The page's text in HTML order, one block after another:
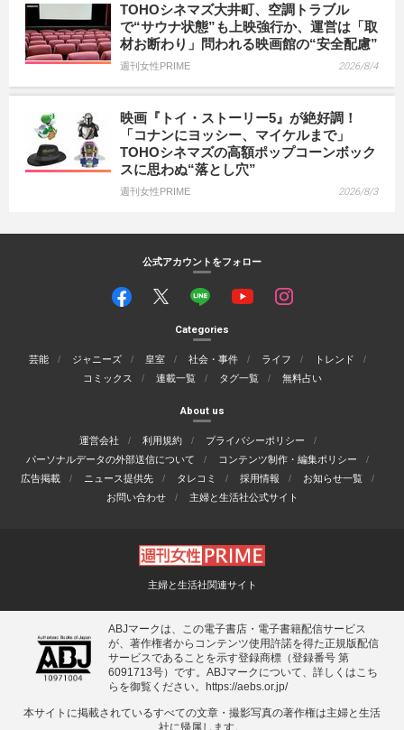
TOHOシネマズ大井町、空調トラブル
で“サウナ状態”も上映強行か、運営は「取
材お断わり」問われる映画館の“安全配慮”
週刊女性PRIME 2026/8/4
映画『トイ・ストーリー5』が絶好調！
「コナンにヨッシー、マイケルまで」
TOHOシネマズの高額ポップコーンボック
スに思わぬ“落とし穴”
週刊女性PRIME 2026/8/3
公式アカウントをフォロー
Categories
芸能 ジャニーズ 皇室 社会・事件 ライフ
トレンド
コミックス
連載一覧 タグ一覧 無料占い
About us
運営会社 利用規約
プライバシーポリシー
パーソナルデータの外部送信について
コンテンツ制作・編集ポリシー
広告掲載
ニュース提供先 タレコミ 採用情報
お知らせ一覧
お問い合わせ
主婦と生活社公式サイト
主婦と生活社関連サイト
ABJマークは、この電子書店・電子書籍配信サービス
が、著作権者からコンテンツ使用許諾を得た正規版配信
サービスであることを示す登録商標（登録番号 第
6091713号）です。ABJマークについて、詳しくはこち
らを御覧ください。
https://aebs.or.jp/
本サイトに掲載されているすべての⽂章・撮影写真の著作権は主婦と⽣活
社に帰属します。